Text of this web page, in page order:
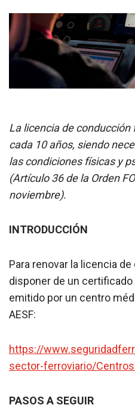
La licencia de
cada 10 años, siendo
las condiciones físicas y
(Artículo 36 de la Orden
noviembre).
INTRODUCCIÓN
Para renovar la licencia
disponer de un
emitido por un centro
AESF:
https://
sector-ferroviario/
PASOS A SEGUIR